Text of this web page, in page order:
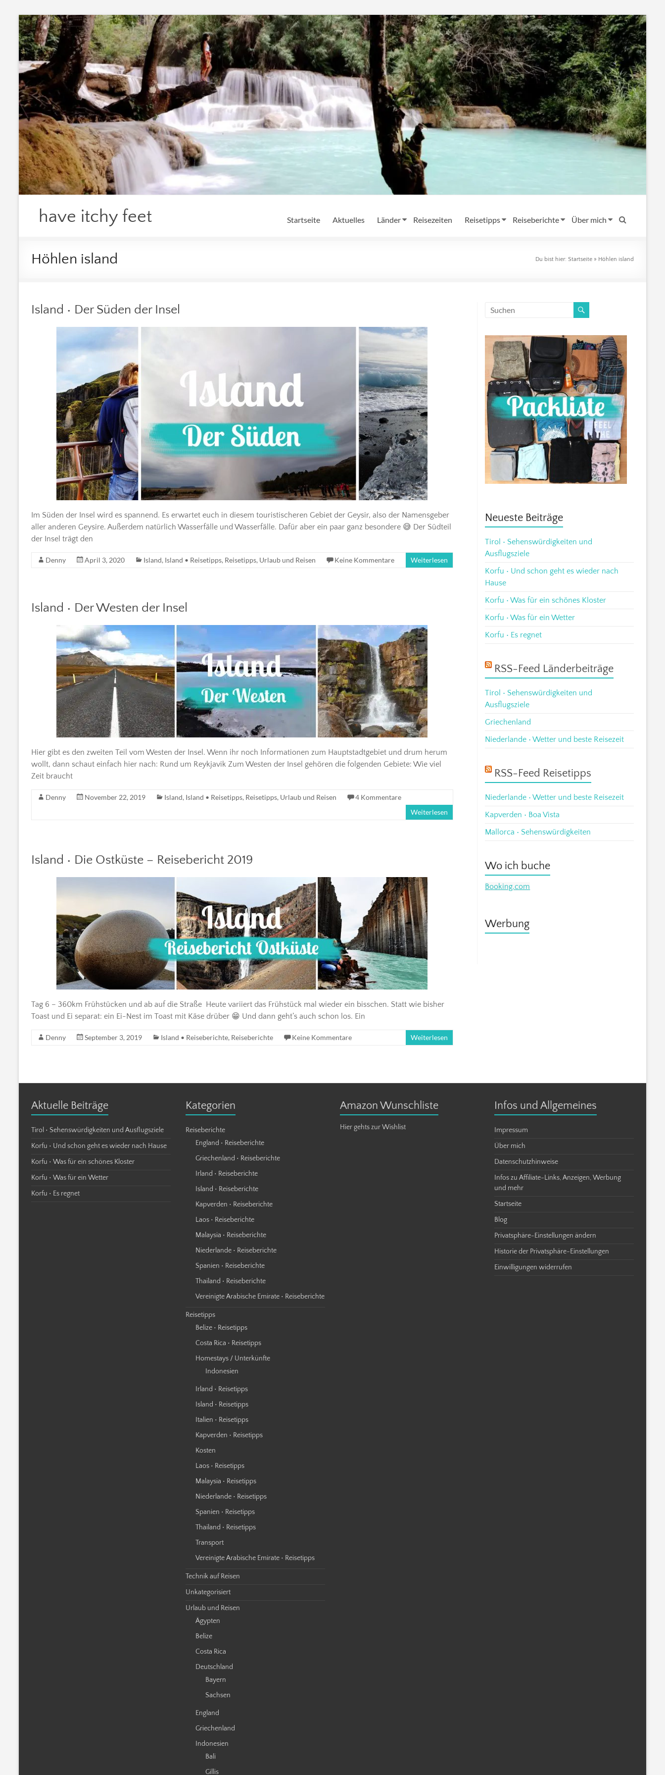
Zum
Inhalt
springen
have itchy feet Startseite Aktuelles Länder Reisezeiten Reisetipps Reiseberichte Über mich
Höhlen island Du bist hier: Startseite » Höhlen island
Island • Der Süden der Insel
Im Süden der Insel wird es spannend. Es erwartet euch in diesem touristischeren Gebiet der Geysir, also der Namensgeber
aller anderen Geysire. Außerdem natürlich Wasserfälle und Wasserfälle. Dafür aber ein paar ganz besondere 😅 Der Südteil
der Insel trägt den
Denny April 3, 2020 Island, Island • Reisetipps, Reisetipps, Urlaub und Reisen Keine Kommentare Weiterlesen
Island • Der Westen der Insel
Hier gibt es den zweiten Teil vom Westen der Insel. Wenn ihr noch Informationen zum Hauptstadtgebiet und drum herum
wollt, dann schaut einfach hier nach: Rund um Reykjavik Zum Westen der Insel gehören die folgenden Gebiete: Wie viel
Zeit braucht
Denny November 22, 2019 Island, Island • Reisetipps, Reisetipps, Urlaub und Reisen
4 Kommentare
Weiterlesen
Island • Die Ostküste – Reisebericht 2019
Tag 6 – 360km Frühstücken und ab auf die Straße Heute variiert das Frühstück mal wieder ein bisschen. Statt wie bisher
Toast und Ei separat: ein Ei-Nest im Toast mit Käse drüber 😁 Und dann geht’s auch schon los. Ein
Denny September 3, 2019 Island • Reiseberichte, Reiseberichte Keine Kommentare Weiterlesen
Neueste Beiträge
Tirol • Sehenswürdigkeiten und
Ausflugsziele
Korfu • Und schon geht es wieder nach
Hause
Korfu • Was für ein schönes Kloster
Korfu • Was für ein Wetter
Korfu • Es regnet
RSS-Feed Länderbeiträge
Tirol • Sehenswürdigkeiten und
Ausflugsziele
Griechenland
Niederlande • Wetter und beste Reisezeit
RSS-Feed Reisetipps
Niederlande • Wetter und beste Reisezeit
Kapverden • Boa Vista
Mallorca • Sehenswürdigkeiten
Wo ich buche
Booking.com
Werbung
Aktuelle Beiträge
Tirol • Sehenswürdigkeiten und Ausflugsziele
Korfu • Und schon geht es wieder nach Hause
Korfu • Was für ein schönes Kloster
Korfu • Was für ein Wetter
Korfu • Es regnet
Kategorien
Reiseberichte
England • Reiseberichte
Griechenland • Reiseberichte
Irland • Reiseberichte
Island • Reiseberichte
Kapverden • Reiseberichte
Laos • Reiseberichte
Malaysia • Reiseberichte
Niederlande • Reiseberichte
Spanien • Reiseberichte
Thailand • Reiseberichte
Vereinigte Arabische Emirate • Reiseberichte
Reisetipps
Belize • Reisetipps
Costa Rica • Reisetipps
Homestays / Unterkünfte
Indonesien
Irland • Reisetipps
Island • Reisetipps
Italien • Reisetipps
Kapverden • Reisetipps
Kosten
Laos • Reisetipps
Malaysia • Reisetipps
Niederlande • Reisetipps
Spanien • Reisetipps
Thailand • Reisetipps
Transport
Vereinigte Arabische Emirate • Reisetipps
Technik auf Reisen
Unkategorisiert
Urlaub und Reisen
Ägypten
Belize
Costa Rica
Deutschland
Bayern
Sachsen
England
Griechenland
Indonesien
Bali
Gillis
Amazon Wunschliste
Hier gehts zur Wishlist
Infos und Allgemeines
Impressum
Über mich
Datenschutzhinweise
Infos zu Affiliate-Links, Anzeigen, Werbung
und mehr
Startseite
Blog
Privatsphäre-Einstellungen ändern
Historie der Privatsphäre-Einstellungen
Einwilligungen widerrufen